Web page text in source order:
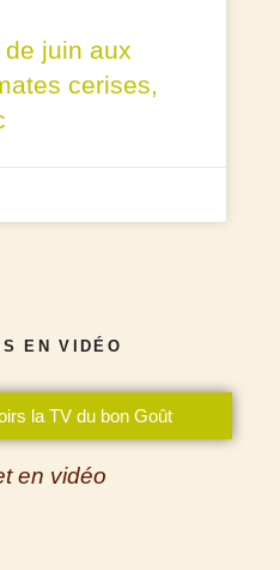
juin aux
cerises,
EN VIDÉO
la TV du bon Goût
en vidéo